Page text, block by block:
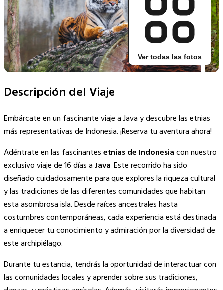
Ver todas las fotos
Descripción del Viaje
Embárcate en un fascinante viaje a Java y descubre las etnias
más representativas de Indonesia. ¡Reserva tu aventura ahora!
Adéntrate en las fascinantesetnias de Indonesiacon nuestro
exclusivo viaje de 16 días aJava. Este recorrido ha sido
diseñado cuidadosamente para que explores la riqueza cultural
y las tradiciones de las diferentes comunidades que habitan
esta asombrosa isla. Desde raíces ancestrales hasta
costumbres contemporáneas, cada experiencia está destinada
a enriquecer tu conocimiento y admiración por la diversidad de
este archipiélago.
Durante tu estancia, tendrás la oportunidad de interactuar con
las comunidades locales y aprender sobre sus tradiciones,